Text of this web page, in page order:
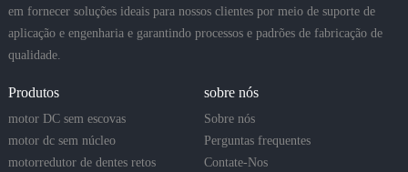
em fornecer soluções ideais para nossos clientes por meio de suporte de
aplicação e engenharia e garantindo processos e padrões de fabricação de
qualidade.
Produtos
motor DC sem escovas
motor dc sem núcleo
motorredutor de dentes retos
sobre nós
Sobre nós
Perguntas frequentes
Contate-Nos